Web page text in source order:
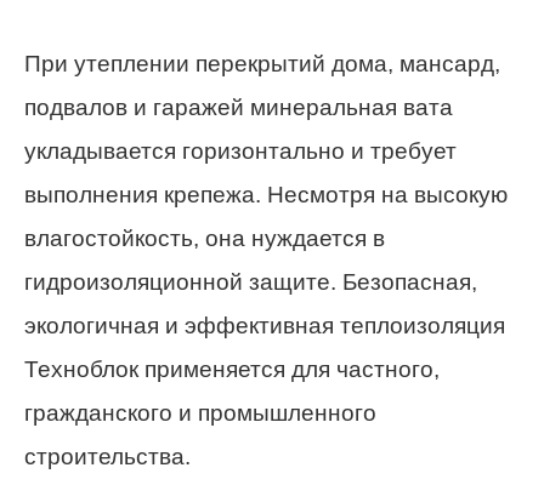
При утеплении перекрытий дома, мансард,
подвалов и гаражей минеральная вата
укладывается горизонтально и требует
выполнения крепежа. Несмотря на высокую
влагостойкость, она нуждается в
гидроизоляционной защите. Безопасная,
экологичная и эффективная теплоизоляция
Техноблок применяется для частного,
гражданского и промышленного
строительства.